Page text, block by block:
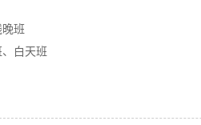
班
白天班